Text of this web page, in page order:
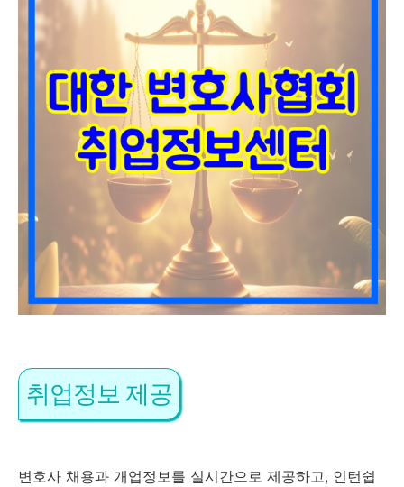
취업정보 제공
변호사 채용과 개업정보를 실시간으로 제공하고, 인턴쉽